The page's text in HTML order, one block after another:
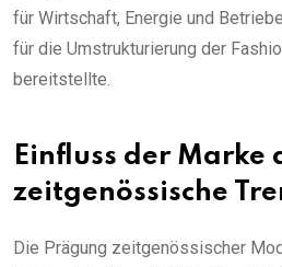
für Wirtschaft, Energie und
für die Umstrukturierung der
bereitstellte.
Einfluss der Marke
zeitgenössische
Die Prägung zeitgenössischer